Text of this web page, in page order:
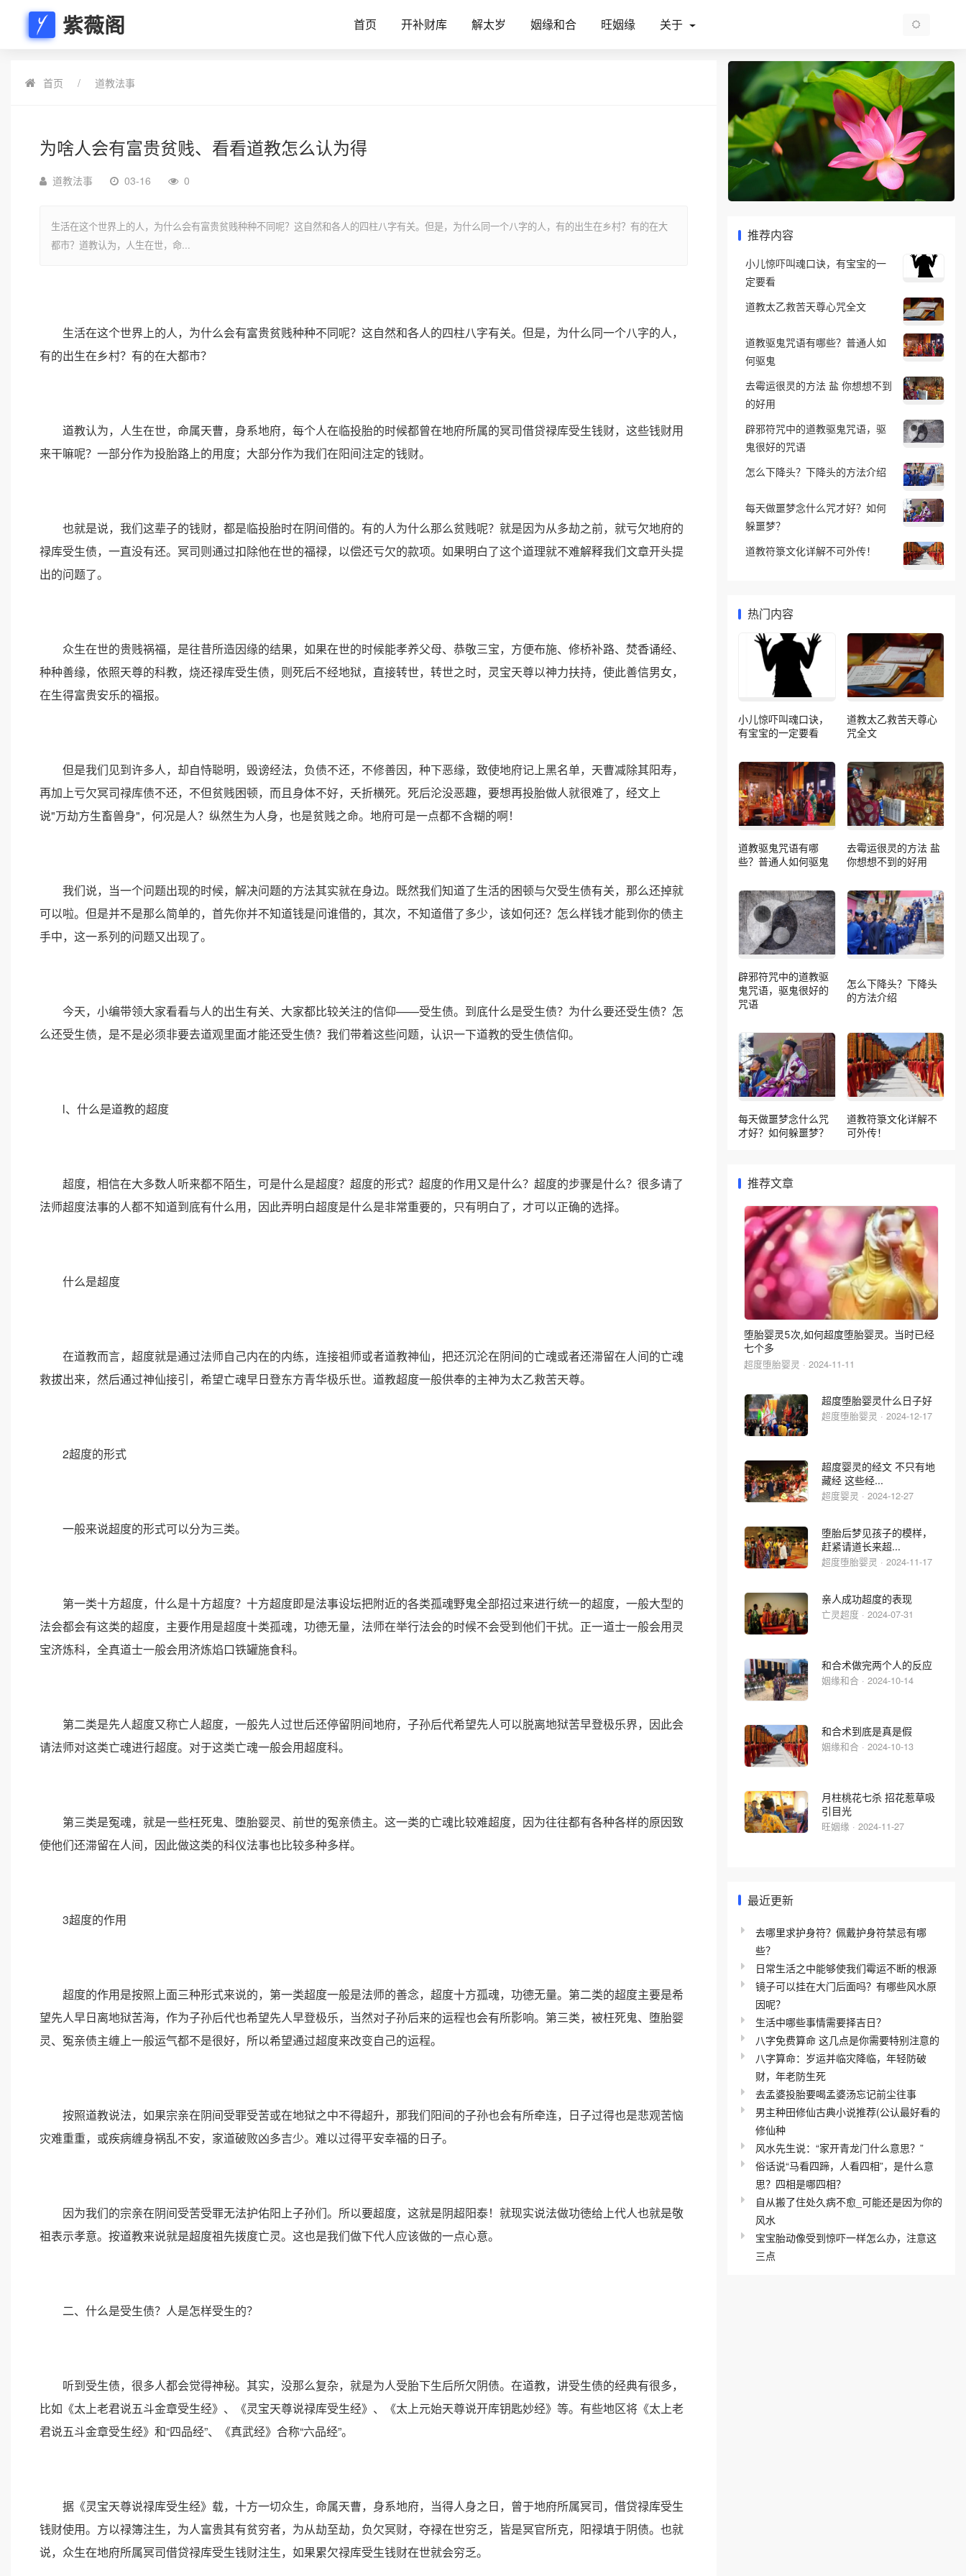
紫薇阁 首页 开补财库 解太岁 姻缘和合 旺姻缘 关于
首页 道教法事
为啥人会有富贵贫贱、看看道教怎么认为得
道教法事 03-16 0
生活在这个世界上的人，为什么会有富贵贫贱种种不同呢？这自然和各人的四柱八字有关。但是，为什么同一个八字的人，有的出生在乡村？有的在大
都市？道教认为，人生在世，命...
生活在这个世界上的人，为什么会有富贵贫贱种种不同呢？这自然和各人的四柱八字有关。但是，为什么同一个八字的人，
有的出生在乡村？有的在大都市？
道教认为，人生在世，命属天曹，身系地府，每个人在临投胎的时候都曾在地府所属的冥司借贷禄库受生钱财，这些钱财用
来干嘛呢？一部分作为投胎路上的用度；大部分作为我们在阳间注定的钱财。
也就是说，我们这辈子的钱财，都是临投胎时在阴间借的。有的人为什么那么贫贱呢？就是因为从多劫之前，就亏欠地府的
禄库受生债，一直没有还。冥司则通过扣除他在世的福禄，以偿还亏欠的款项。如果明白了这个道理就不难解释我们文章开头提
出的问题了。
众生在世的贵贱祸福，是往昔所造因缘的结果，如果在世的时候能孝养父母、恭敬三宝，方便布施、修桥补路、焚香诵经、
种种善缘，依照天尊的科教，烧还禄库受生债，则死后不经地狱，直接转世，转世之时，灵宝天尊以神力扶持，使此善信男女，
在生得富贵安乐的福报。
但是我们见到许多人，却自恃聪明，毁谤经法，负债不还，不修善因，种下恶缘，致使地府记上黑名单，天曹减除其阳寿，
再加上亏欠冥司禄库债不还，不但贫贱困顿，而且身体不好，夭折横死。死后沦没恶趣，要想再投胎做人就很难了，经文上
说"万劫方生畜兽身"，何况是人？纵然生为人身，也是贫贱之命。地府可是一点都不含糊的啊！
我们说，当一个问题出现的时候，解决问题的方法其实就在身边。既然我们知道了生活的困顿与欠受生债有关，那么还掉就
可以啦。但是并不是那么简单的，首先你并不知道钱是问谁借的，其次，不知道借了多少，该如何还？怎么样钱才能到你的债主
手中，这一系列的问题又出现了。
今天，小编带领大家看看与人的出生有关、大家都比较关注的信仰——受生债。到底什么是受生债？为什么要还受生债？怎
么还受生债，是不是必须非要去道观里面才能还受生债？我们带着这些问题，认识一下道教的受生债信仰。
l、什么是道教的超度
超度，相信在大多数人听来都不陌生，可是什么是超度？超度的形式？超度的作用又是什么？超度的步骤是什么？很多请了
法师超度法事的人都不知道到底有什么用，因此弄明白超度是什么是非常重要的，只有明白了，才可以正确的选择。
什么是超度
在道教而言，超度就是通过法师自己内在的内练，连接祖师或者道教神仙，把还沉沦在阴间的亡魂或者还滞留在人间的亡魂
救拔出来，然后通过神仙接引，希望亡魂早日登东方青华极乐世。道教超度一般供奉的主神为太乙救苦天尊。
2超度的形式
一般来说超度的形式可以分为三类。
第一类十方超度，什么是十方超度？十方超度即是法事设坛把附近的各类孤魂野鬼全部招过来进行统一的超度，一般大型的
法会都会有这类的超度，主要作用是超度十类孤魂，功德无量，法师在举行法会的时候不会受到他们干扰。正一道士一般会用灵
宝济炼科，全真道士一般会用济炼焰口铁罐施食科。
第二类是先人超度又称亡人超度，一般先人过世后还停留阴间地府，子孙后代希望先人可以脱离地狱苦早登极乐界，因此会
请法师对这类亡魂进行超度。对于这类亡魂一般会用超度科。
第三类是冤魂，就是一些枉死鬼、堕胎婴灵、前世的冤亲债主。这一类的亡魂比较难超度，因为往往都有各种各样的原因致
使他们还滞留在人间，因此做这类的科仪法事也比较多种多样。
3超度的作用
超度的作用是按照上面三种形式来说的，第一类超度一般是法师的善念，超度十方孤魂，功德无量。第二类的超度主要是希
望先人早日离地狱苦海，作为子孙后代也希望先人早登极乐，当然对子孙后来的运程也会有所影响。第三类，被枉死鬼、堕胎婴
灵、冤亲债主缠上一般运气都不是很好，所以希望通过超度来改变自己的运程。
按照道教说法，如果宗亲在阴间受罪受苦或在地狱之中不得超升，那我们阳间的子孙也会有所牵连，日子过得也是悲观苦恼
灾难重重，或疾病缠身祸乱不安，家道破败凶多吉少。难以过得平安幸福的日子。
因为我们的宗亲在阴间受苦受罪无法护佑阳上子孙们。所以要超度，这就是阴超阳泰！就现实说法做功徳给上代人也就是敬
祖表示孝意。按道教来说就是超度祖先拨度亡灵。这也是我们做下代人应该做的一点心意。
二、什么是受生债？人是怎样受生的？
听到受生债，很多人都会觉得神秘。其实，没那么复杂，就是为人受胎下生后所欠阴债。在道教，讲受生债的经典有很多，
比如《太上老君说五斗金章受生经》、《灵宝天尊说禄库受生经》、《太上元始天尊说开库钥匙妙经》等。有些地区将《太上老
君说五斗金章受生经》和“四品经”、《真武经》合称“六品经”。
据《灵宝天尊说禄库受生经》载，十方一切众生，命属天曹，身系地府，当得人身之日，曾于地府所属冥司，借贷禄库受生
钱财使用。方以禄簿注生，为人富贵其有贫穷者，为从劫至劫，负欠冥财，夺禄在世穷乏，皆是冥官所克，阳禄填于阴债。也就
说，众生在地府所属冥司借贷禄库受生钱财注生，如果累欠禄库受生钱财在世就会穷乏。
推荐内容
小儿惊吓叫魂口诀，有宝宝的一
定要看
道教太乙救苦天尊心咒全文
道教驱鬼咒语有哪些？普通人如
何驱鬼
去霉运很灵的方法 盐 你想想不到
的好用
辟邪符咒中的道教驱鬼咒语，驱
鬼很好的咒语
怎么下降头？下降头的方法介绍
每天做噩梦念什么咒才好？如何
躲噩梦？
道教符箓文化详解不可外传！
热门内容
小儿惊吓叫魂口诀，
有宝宝的一定要看
道教太乙救苦天尊心
咒全文
道教驱鬼咒语有哪
些？普通人如何驱鬼
去霉运很灵的方法 盐
你想想不到的好用
辟邪符咒中的道教驱
鬼咒语，驱鬼很好的
咒语
怎么下降头？下降头
的方法介绍
每天做噩梦念什么咒
才好？如何躲噩梦？
道教符箓文化详解不
可外传！
推荐文章
堕胎婴灵5次,如何超度堕胎婴灵。当时已经
七个多
超度堕胎婴灵 · 2024-11-11
超度堕胎婴灵什么日子好
超度堕胎婴灵 · 2024-12-17
超度婴灵的经文 不只有地
藏经 这些经...
超度婴灵 · 2024-12-27
堕胎后梦见孩子的模样，
赶紧请道长来超...
超度堕胎婴灵 · 2024-11-17
亲人成功超度的表现
亡灵超度 · 2024-07-31
和合术做完两个人的反应
姻缘和合 · 2024-10-14
和合术到底是真是假
姻缘和合 · 2024-10-13
月柱桃花七杀 招花惹草吸
引目光
旺姻缘 · 2024-11-27
最近更新
去哪里求护身符？佩戴护身符禁忌有哪
些？
日常生活之中能够使我们霉运不断的根源
镜子可以挂在大门后面吗？有哪些风水原
因呢？
生活中哪些事情需要择吉日？
八字免费算命 这几点是你需要特别注意的
八字算命：岁运并临灾降临，年轻防破
财，年老防生死
去孟婆投胎要喝孟婆汤忘记前尘往事
男主种田修仙古典小说推荐(公认最好看的
修仙种
风水先生说：“家开青龙门什么意思？”
俗话说“马看四蹄，人看四相”，是什么意
思？四相是哪四相？
自从搬了住处久病不愈_可能还是因为你的
风水
宝宝胎动像受到惊吓一样怎么办，注意这
三点